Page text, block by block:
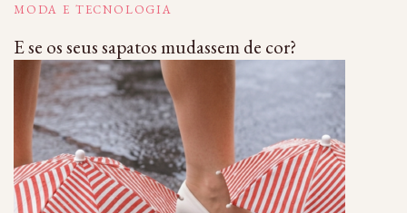
MODA E TECNOLOGIA
E se os seus sapatos mudassem de cor?